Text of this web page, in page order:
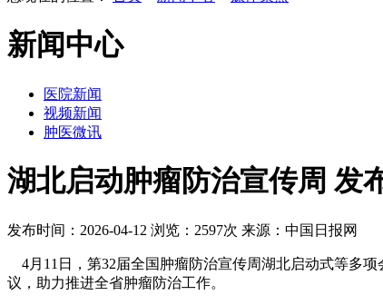
新闻中心
医院新闻
视频新闻
肿医微讯
湖北启动肿瘤防治宣传周 发
发布时间：2026-04-12 浏览：2597次 来源：中国日报网
4月11日，第32届全国肿瘤防治宣传周湖北启动式等多
议，助力推进全省肿瘤防治工作。